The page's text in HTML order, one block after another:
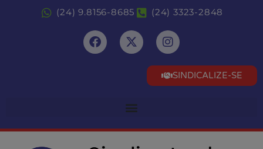
(24) 9.8156-8685 (24) 3323-2848
SINDICALIZE-SE